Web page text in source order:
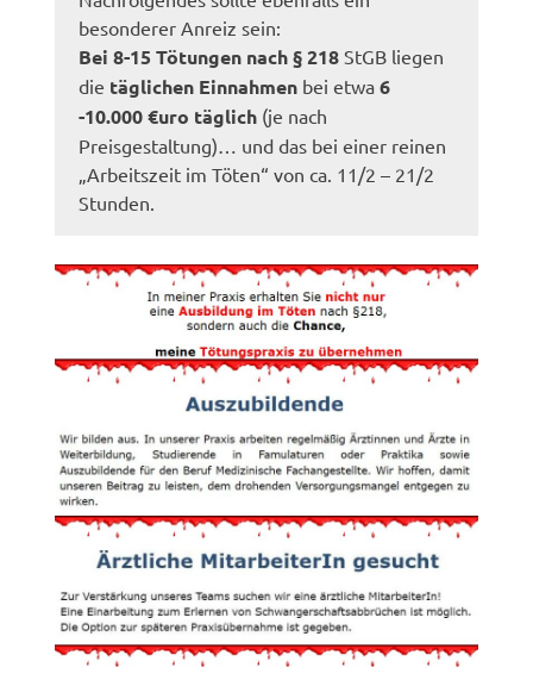
besonderer Anreiz sein:
Bei 8-15 Tötungen nach § 218 StGB liegen
die täglichen Einnahmen bei etwa6
-10.000 €uro täglich (je nach
Preisgestaltung)… und das bei einer reinen
„Arbeitszeit im Töten“ von ca. 11/2 – 21/2
Stunden.